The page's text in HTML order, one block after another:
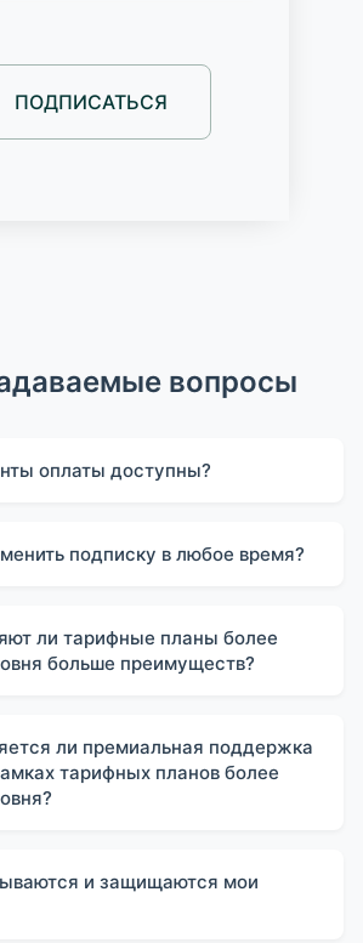
ПОДПИСАТЬСЯ
вопросы
оплаты доступны?
подписку в любое время?
ли тарифные планы более
больше преимуществ?
ли премиальная поддержка
тарифных планов более
и защищаются мои